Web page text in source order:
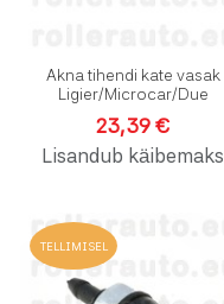
Akna tihendi kate vasak
Ligier/Microcar/Due
23,39 €
Lisandub käibemaks
TELLIMISEL